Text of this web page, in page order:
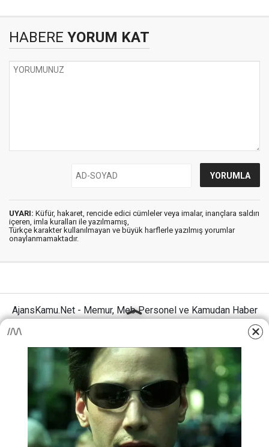
HABERE YORUM KAT
UYARI: Küfür, hakaret, rencide edici cümleler veya imalar, inançlara saldırı
içeren, imla kuralları ile yazılmamış,
Türkçe karakter kullanılmayan ve büyük harflerle yazılmış yorumlar
onaylanmamaktadır.
AjansKamu.Net - Memur, Meb Personel ve Kamudan Haber
Anasayfa Künye İletişim
Gizlilik İlkeleri
Sitene Ekle
MEB Personel – Öğretmen Haberleri